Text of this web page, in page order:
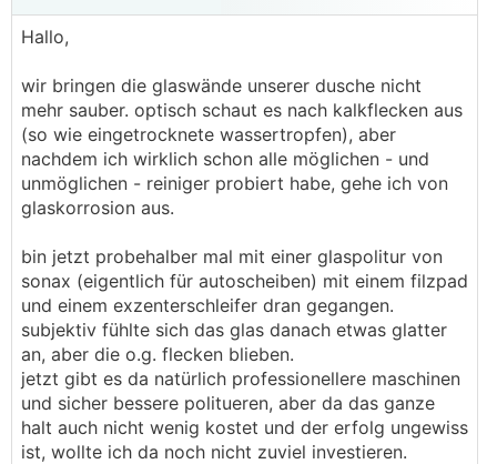
Hallo,
wir bringen die glaswände unserer dusche nicht
mehr sauber. optisch schaut es nach kalkflecken aus
(so wie eingetrocknete wassertropfen), aber
nachdem ich wirklich schon alle möglichen - und
unmöglichen - reiniger probiert habe, gehe ich von
glaskorrosion aus.
bin jetzt probehalber mal mit einer glaspolitur von
sonax (eigentlich für autoscheiben) mit einem filzpad
und einem exzenterschleifer dran gegangen.
subjektiv fühlte sich das glas danach etwas glatter
an, aber die o.g. flecken blieben.
jetzt gibt es da natürlich professionellere maschinen
und sicher bessere politueren, aber da das ganze
halt auch nicht wenig kostet und der erfolg ungewiss
ist, wollte ich da noch nicht zuviel investieren.